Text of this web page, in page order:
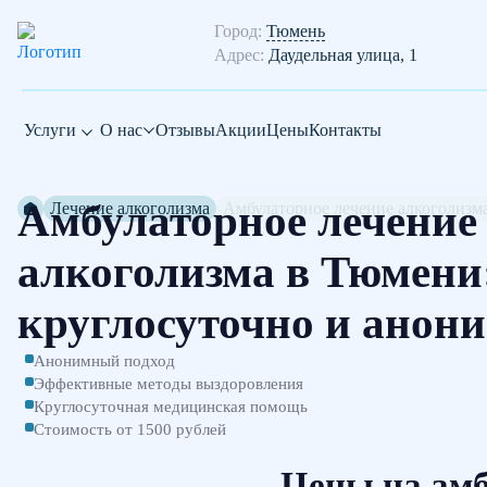
Город: Тюмень
Адрес: Даудельная улица, 1
Услуги О нас ОтзывыАкцииЦеныКонтакты
Лечение алкоголизма
Амбулаторное лечение
алкоголизма в
круглосуточно и
Анонимный подход
Эффективные методы выздоровления
Круглосуточная медицинская помощь
Стоимость от 1500 рублей